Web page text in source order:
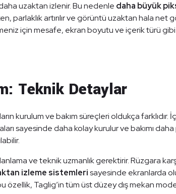
uzaktan izlenir. Bu nedenle daha büyük
parlaklık artırılır ve görüntü uzaktan hala net
için mesafe, ekran boyutu ve içerik türü
Teknik Detaylar
kurulum ve bakım süreçleri oldukça
sayesinde daha kolay kurulur ve bakımı
ve teknik uzmanlık gerektirir. Rüzgara karşı
izleme sistemlerisayesinde ekranlarda
özellik, Taglig’in tüm üst düzey dış mekan